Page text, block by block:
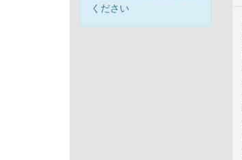
ください